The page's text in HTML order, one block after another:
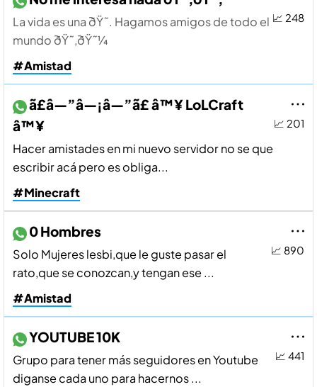
📈 248
La vida es una ðŸ˜­. Hagamos amigos de todo el
mundo ðŸ˜‚ðŸ˜¼
#Amistad
📈 201
ã£â—”â—¡â—”ã£ â™¥ LoLCraft
â™¥
Hacer amistades en mi nuevo servidor no se que
escribir acá pero es obliga...
#Minecraft
📈 890
0 Hombres
Solo Mujeres lesbi,que le guste pasar el
rato,que se conozcan,y tengan ese ...
#Amistad
📈 441
YOUTUBE 10K
Grupo para tener más seguidores en Youtube
diganse cada uno para hacernos ...